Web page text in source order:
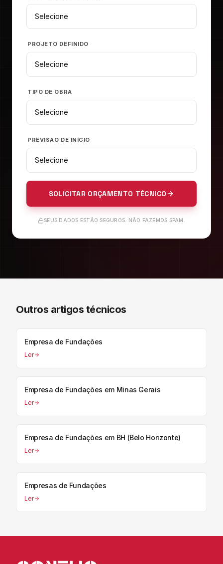
PROJETO DEFINIDO
TIPO DE OBRA
PREVISÃO DE INÍCIO
SOLICITAR ORÇAMENTO TÉCNICO
SEUS DADOS ESTÃO SEGUROS. NÃO FAZEMOS SPAM.
Outros artigos técnicos
Empresa de Fundações
Ler
Empresa de Fundações em Minas Gerais
Ler
Empresa de Fundações em BH (Belo Horizonte)
Ler
Empresas de Fundações
Ler